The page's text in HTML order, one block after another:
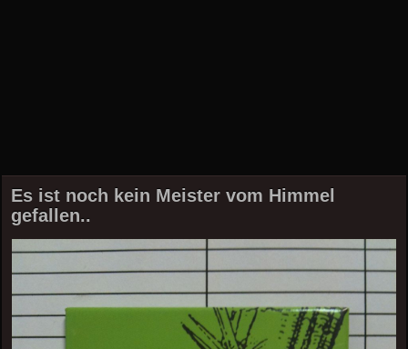
Es ist noch kein Meister vom Himmel
gefallen..